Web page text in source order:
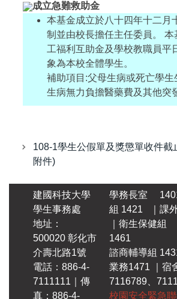
成立急難救助金
本基金成立於八十四年十二月
制並由校長擔任主任委員。 本
工福利互助金及學校教職員平
象為本校全體學生。
補助項目:父母生病或死亡學生
生病無力負擔醫藥費及其他突
108-1學生公假單及獎懲單收件截
附件)
建國科技大學
學生事務處
地址：
500020 彰化市
介壽北路1號
電話：886-4-
7111111｜傳
真：886-4-
學務長室
組 1421
課
｜衛生保健組
諮商輔導組
業務1471 ｜宿
7116789、
校園安全緊急